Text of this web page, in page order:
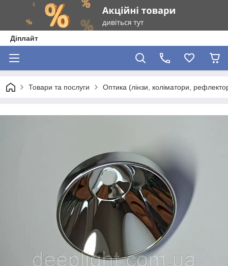
Діплайт
Товари та послуги Оптика (лінзи, коліматори,